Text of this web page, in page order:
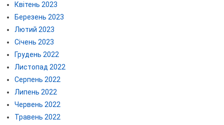
Квітень 2023
Березень 2023
Лютий 2023
Січень 2023
Грудень 2022
Листопад 2022
Серпень 2022
Липень 2022
Червень 2022
Травень 2022